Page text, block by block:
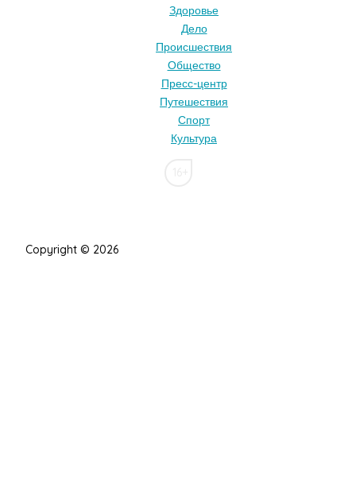
Здоровье
Дело
Происшествия
Общество
Пресс-центр
Путешествия
Спорт
Культура
Copyright © 2026